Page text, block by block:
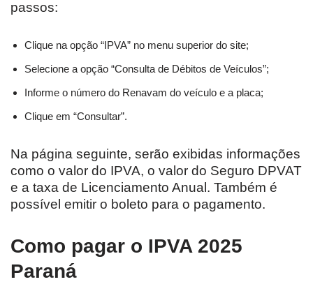
passos:
Clique na opção “IPVA” no menu superior do site;
Selecione a opção “Consulta de Débitos de Veículos”;
Informe o número do Renavam do veículo e a placa;
Clique em “Consultar”.
Na página seguinte, serão exibidas informações
como o valor do IPVA, o valor do Seguro DPVAT
e a taxa de Licenciamento Anual. Também é
possível emitir o boleto para o pagamento.
Como pagar o IPVA 2025
Paraná